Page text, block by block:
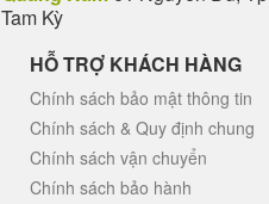
Tam Kỳ
HỖ TRỢ KHÁCH HÀNG
Chính sách bảo mật thông tin
Chính sách & Quy định chung
Chính sách vận chuyển
Chính sách bảo hành